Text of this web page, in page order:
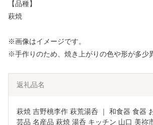
【品種】
萩焼
※画像はイメージです。
※手作りのため、焼き上がりの色や形が多少
返礼品名
萩焼 吉野桃李作 萩荒湯呑 ｜ 和食器 食器
芸品 名産品 萩焼 湯呑 キッチン 山口 美祢